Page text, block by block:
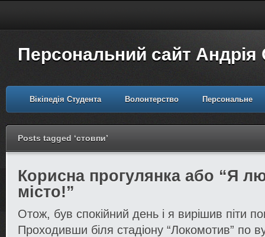
Персональний сайт Андрія
Вікіпедія Студента Волонтерство Персональне
Posts tagged ‘стовпи’
Корисна прогулянка або “Я
місто!”
Отож, був спокійний день і я вирішив піти
Проходивши біля стадіону “Локомотив” по